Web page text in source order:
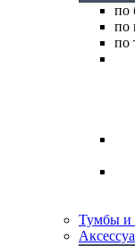
по
по
по
Тумбы и